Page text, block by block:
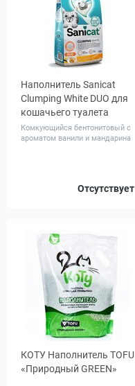
Наполнитель Sanicat
Clumping White DUO для
кошачьего туалета
Комкующийся бентонитовый с
ароматом ванили и мандарина
Отсутствует
10
КОТУ Наполнитель TOFU
«Природный GREEN»